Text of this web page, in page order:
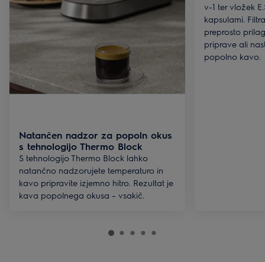
Natančen nadzor za popoln okus
s tehnologijo Thermo Block
S tehnologijo Thermo Block lahko
natančno nadzorujete temperaturo in
kavo pripravite izjemno hitro. Rezultat je
kava popolnega okusa – vsakič.
v-1 ter vložek
kapsulami.
preprosto
priprave ali
popolno kavo.